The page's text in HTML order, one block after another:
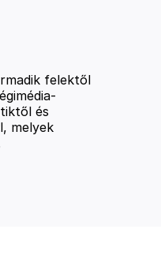
felektől
és
melyek